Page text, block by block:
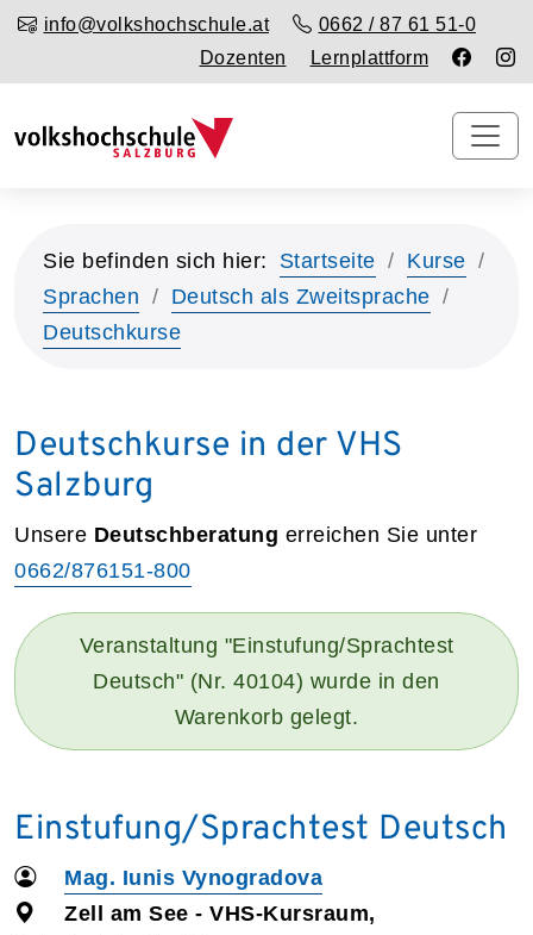
info@volkshochschule.at
0662 / 87 61 51-0
Dozenten
Lernplattform
Sie befinden sich hier: Startseite
Kurse
Sprachen
Deutsch als Zweitsprache
Deutschkurse
Deutschkurse in der VHS
Salzburg
Unsere Deutschberatung erreichen Sie unter
0662/876151-800
Veranstaltung "Einstufung/Sprachtest
Deutsch" (Nr. 40104) wurde in den
Warenkorb gelegt.
Einstufung/Sprachtest Deutsch
Mag. Iunis Vynogradova
Zell am See - VHS-Kursraum,